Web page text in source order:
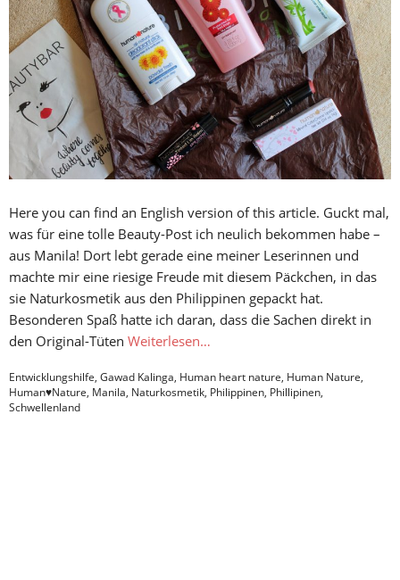
Here you can find an English version of this article. Guckt mal,
was für eine tolle Beauty-Post ich neulich bekommen habe –
aus Manila! Dort lebt gerade eine meiner Leserinnen und
machte mir eine riesige Freude mit diesem Päckchen, in das
sie Naturkosmetik aus den Philippinen gepackt hat.
Besonderen Spaß hatte ich daran, dass die Sachen direkt in
den Original-Tüten Weiterlesen…
Entwicklungshilfe, Gawad Kalinga, Human heart nature, Human Nature,
Human♥Nature, Manila, Naturkosmetik, Philippinen, Phillipinen,
Schwellenland